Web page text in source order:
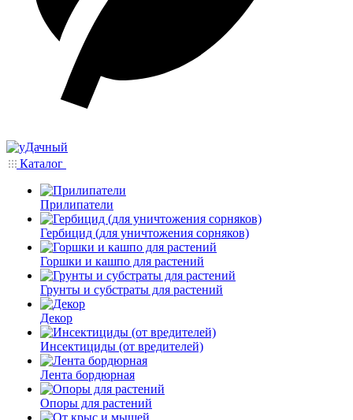
Каталог
Прилипатели
Гербицид (для уничтожения сорняков)
Горшки и кашпо для растений
Грунты и субстраты для растений
Декор
Инсектициды (от вредителей)
Лента бордюрная
Опоры для растений